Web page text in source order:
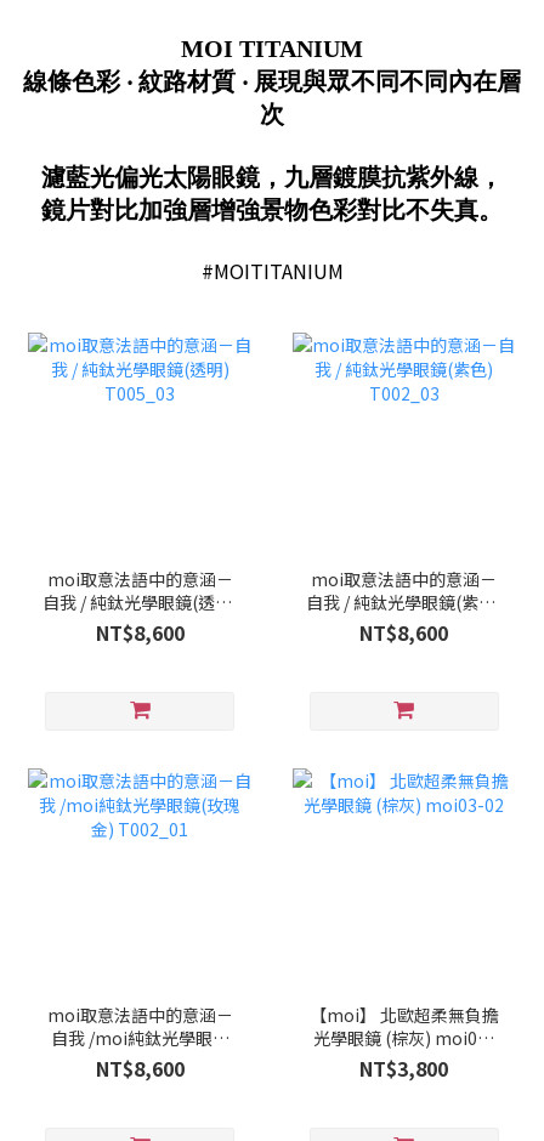
MOI TITANIUM
線條色彩 ‧ 紋路材質 ‧ 展現與眾不同不同內在層
次
濾藍光偏光太陽眼鏡 ，九層鍍膜抗紫外線 ，
鏡片對比加強層增強景物色彩對比不失真。
#MOITITANIUM
moi取意法語中的意涵－
自我 / 純鈦光學眼鏡(透明)
T005_03
NT$8,600
moi取意法語中的意涵－
自我 / 純鈦光學眼鏡(紫色)
T002_03
NT$8,600
moi取意法語中的意涵－
自我 /moi純鈦光學眼鏡
(玫瑰金) T002_01
NT$8,600
【moi】 北歐超柔無負擔
光學眼鏡 (棕灰) moi03-
02
NT$3,800